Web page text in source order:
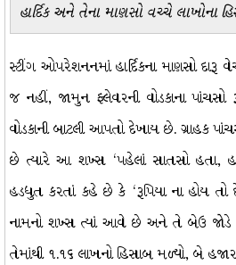
હાર્દિક અને તેના માણસો વચ્ચે લાખોના
સ્ટીંગ ઓપરેશનનમાં હાર્દિકના માણસો
જ નહીં, જામુન ફ્લેવરની વોડકાના પાંચસો
વોડકાની બાટલી આપતો દેખાય છે. ગ્રાહક
છે ત્યારે આ શખ્સ ‘પહેલાં સાતસો હતા,
હડધુત કરતાં કહે છે કે ‘રૂપિયા ના હોય
નામનો શખ્સ ત્યાં આવે છે અને તે બેઉ જોડે
તેમાંથી ૧.૧૬ લાખનો હિસાબ મળ્યો, બે હજાર